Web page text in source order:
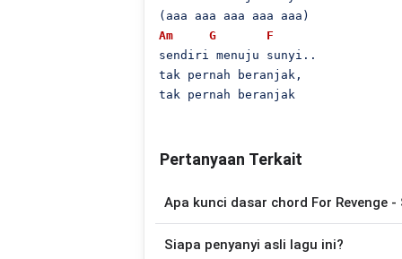
Am
G
F
sendiri menuju sunyi..
tak pernah beranjak,
Pertanyaan Terkait
Apa kunci dasar chord For Revenge -
lebih mudah dimainkan oleh pemula
Siapa penyanyi asli lagu ini?